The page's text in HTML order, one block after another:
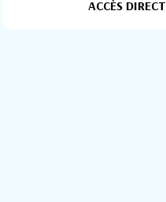
ACCÈS DIRECT